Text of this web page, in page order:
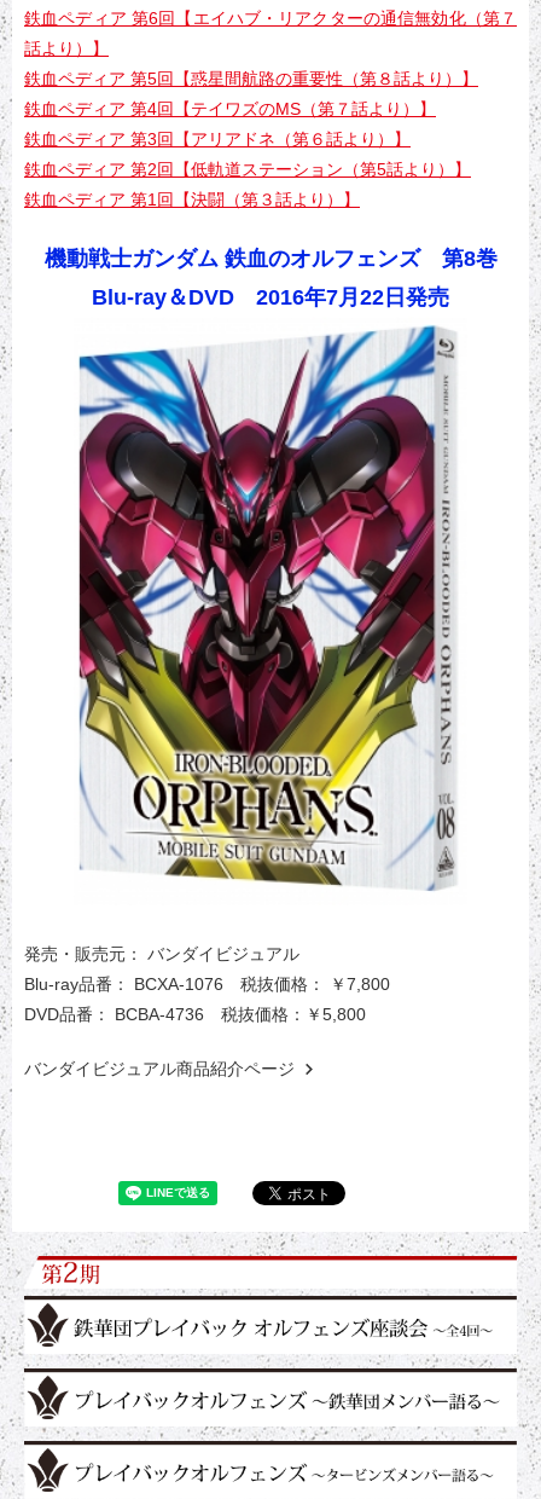
鉄血ペディア 第6回【エイハブ・リアクターの通信無効化（第７
話より）】
鉄血ペディア 第5回【惑星間航路の重要性（第８話より）】
鉄血ペディア 第4回【テイワズのMS（第７話より）】
鉄血ペディア 第3回【アリアドネ（第６話より）】
鉄血ペディア 第2回【低軌道ステーション（第5話より）】
鉄血ペディア 第1回【決闘（第３話より）】
機動戦士ガンダム 鉄血のオルフェンズ 第8巻
Blu-ray＆DVD 2016年7月22日発売
発売・販売元： バンダイビジュアル
Blu-ray品番： BCXA-1076 税抜価格： ￥7,800
DVD品番： BCBA-4736 税抜価格：￥5,800
バンダイビジュアル商品紹介ページ